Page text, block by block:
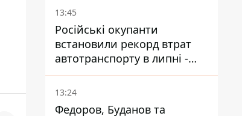
13:45
Російські окупанти
встановили рекорд втрат
автотранспорту в липні -
майже 14 тисяч одиниць
13:24
Федоров, Буданов та